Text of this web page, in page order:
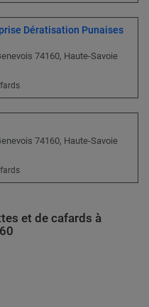
Dératisation Punaises
74160, Haute-Savoie
74160, Haute-Savoie
et de cafards à